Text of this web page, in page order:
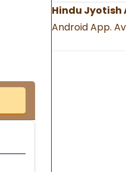
Hindu Jyotish
Android App.